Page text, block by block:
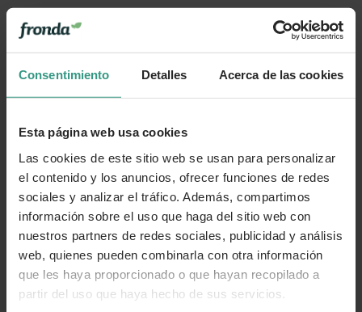
Consentimiento Detalles Acerca de las cookies
Esta página web usa cookies
Las cookies de este sitio web se usan para personalizar
el contenido y los anuncios, ofrecer funciones de redes
sociales y analizar el tráfico. Además, compartimos
información sobre el uso que haga del sitio web con
nuestros partners de redes sociales, publicidad y análisis
web, quienes pueden combinarla con otra información
que les haya proporcionado o que hayan recopilado a
partir del uso que haya hecho de sus servicios.
👍 Sí 😐 Más o menos